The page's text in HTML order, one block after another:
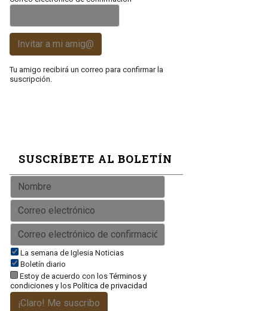
Invitar a mi amig@
Tu amigo recibirá un correo para confirmar la
suscripción.
SUSCRÍBETE AL BOLETÍN
La semana de Iglesia Noticias
Boletín diario
Estoy de acuerdo con losTérminos y
condiciones y los Política de privacidad
¡Claro! Me suscribo